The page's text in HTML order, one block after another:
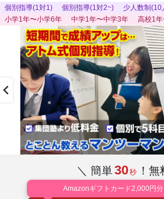
個別指導(1対1)
個別指導(1対2~) 少人数制(10
小学1年〜小学6年
中学1年〜中学3年 高校1
＼ 簡単30秒 ！無
Amazonギフトカード2,000円分